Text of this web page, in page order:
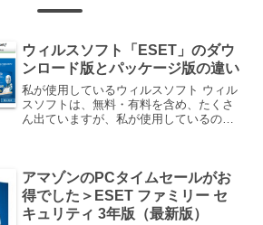
ウィルスソフト「ESET」のダウ
ンロード版とパッケージ版の違い
私が使用しているウィルスソフト ウィル
スソフトは、無料・有料を含め、たくさ
ん出ていますが、私が使用しているの
リー セキュリテ...
アマゾンのPCタイムセールがお
得でした＞ESET ファミリー セ
キュリティ 3年版（最新版）